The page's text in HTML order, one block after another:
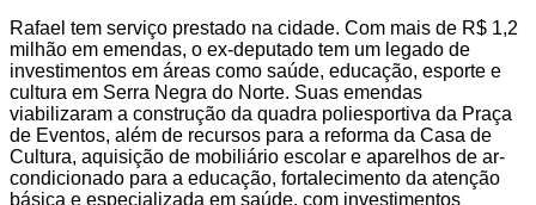
Rafael tem serviço prestado na cidade. Com mais de R$ 1,2
milhão em emendas, o ex-deputado tem um legado de
investimentos em áreas como saúde, educação, esporte e
cultura em Serra Negra do Norte. Suas emendas
viabilizaram a construção da quadra poliesportiva da Praça
de Eventos, além de recursos para a reforma da Casa de
Cultura, aquisição de mobiliário escolar e aparelhos de ar-
condicionado para a educação, fortalecimento da atenção
básica e especializada em saúde, com investimentos